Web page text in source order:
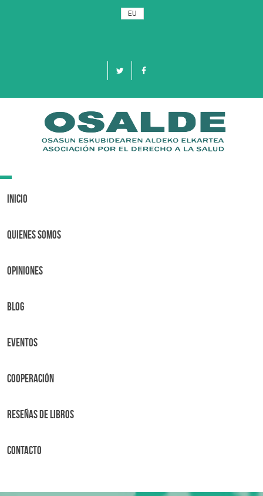
EU
Toggle
Inicio
Quienes Somos
OPINIONES
BLOG
Eventos
Cooperación
Reseñas de libros
Contacto